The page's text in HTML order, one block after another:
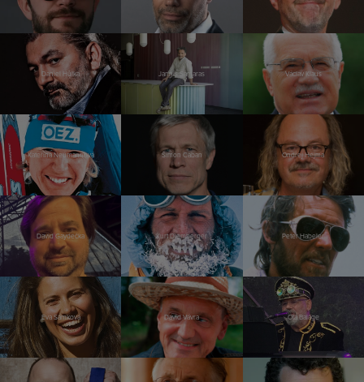
Daniel Hůlka Jannis Samaras Václav Klaus
Kateřina Neumannová Šimon Caban Ondřej Hejma
David Gaydečka Kurt Diemberger Peter Habeler
Eva Samková David Vávra Ota Balage